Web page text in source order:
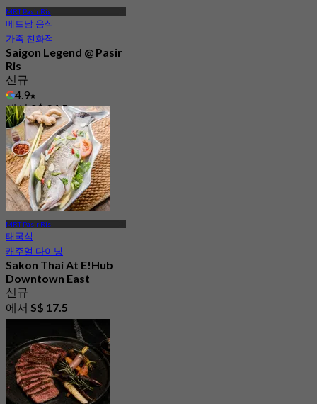
MRT Pasir Ris
베트남 음식
가족 친화적
Saigon Legend @ Pasir
Ris
신규
4.9
에서S$ 24.5
MRT Pasir Ris
태국식
캐주얼 다이닝
Sakon Thai At E!Hub
Downtown East
신규
에서 S$ 17.5